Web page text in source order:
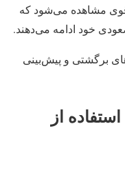
قوی مشاهده می‌شود که
خود ادامه می‌دهند.
برگشتی و پیش‌بینی
از